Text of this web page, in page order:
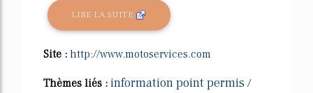
LIRE LA SUITE
Site : http://www.motoservices.com
Thèmes liés : information point permis /